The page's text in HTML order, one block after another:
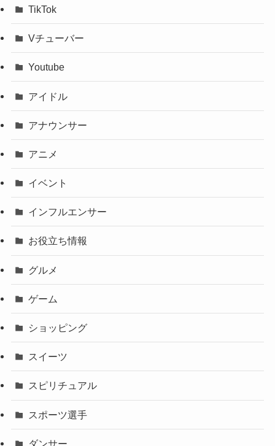
TikTok
Vチューバー
Youtube
アイドル
アナウンサー
アニメ
イベント
インフルエンサー
お役立ち情報
グルメ
ゲーム
ショッピング
スイーツ
スピリチュアル
スポーツ選手
ダンサー